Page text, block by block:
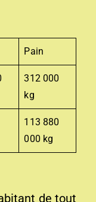
Pain
312 000
kg
113 880
000 kg
de tout